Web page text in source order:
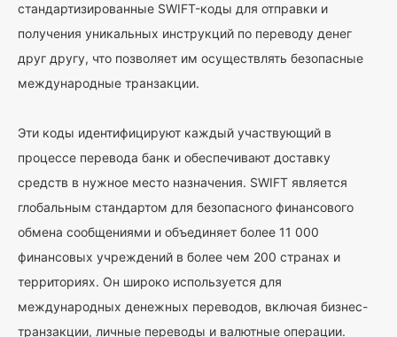
стандартизированные SWIFT-коды для отправки и
получения уникальных инструкций по переводу денег
друг другу, что позволяет им осуществлять безопасные
международные транзакции.
Эти коды идентифицируют каждый участвующий в
процессе перевода банк и обеспечивают доставку
средств в нужное место назначения. SWIFT является
глобальным стандартом для безопасного финансового
обмена сообщениями и объединяет более 11 000
финансовых учреждений в более чем 200 странах и
территориях. Он широко используется для
международных денежных переводов, включая бизнес-
транзакции, личные переводы и валютные операции.